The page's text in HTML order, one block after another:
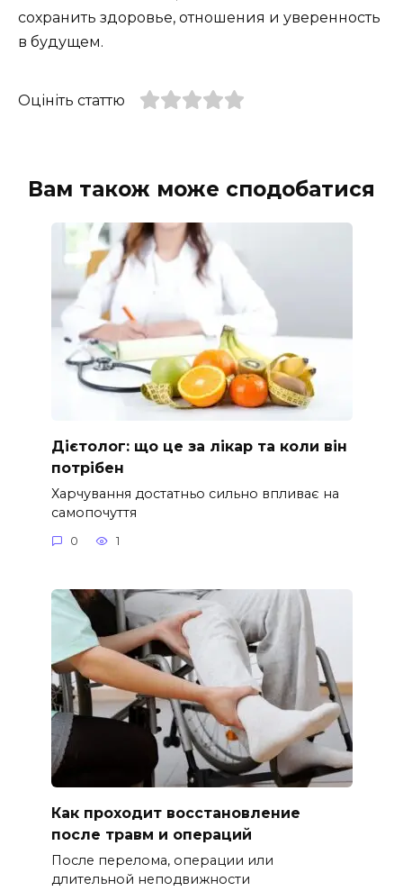
сохранить здоровье, отношения и уверенность
в будущем.
Оцініть статтю
Вам також може сподобатися
Дієтолог: що це за лікар та коли він
потрібен
Харчування достатньо сильно впливає на
самопочуття
0 1
Как проходит восстановление
после травм и операций
После перелома, операции или
длительной неподвижности